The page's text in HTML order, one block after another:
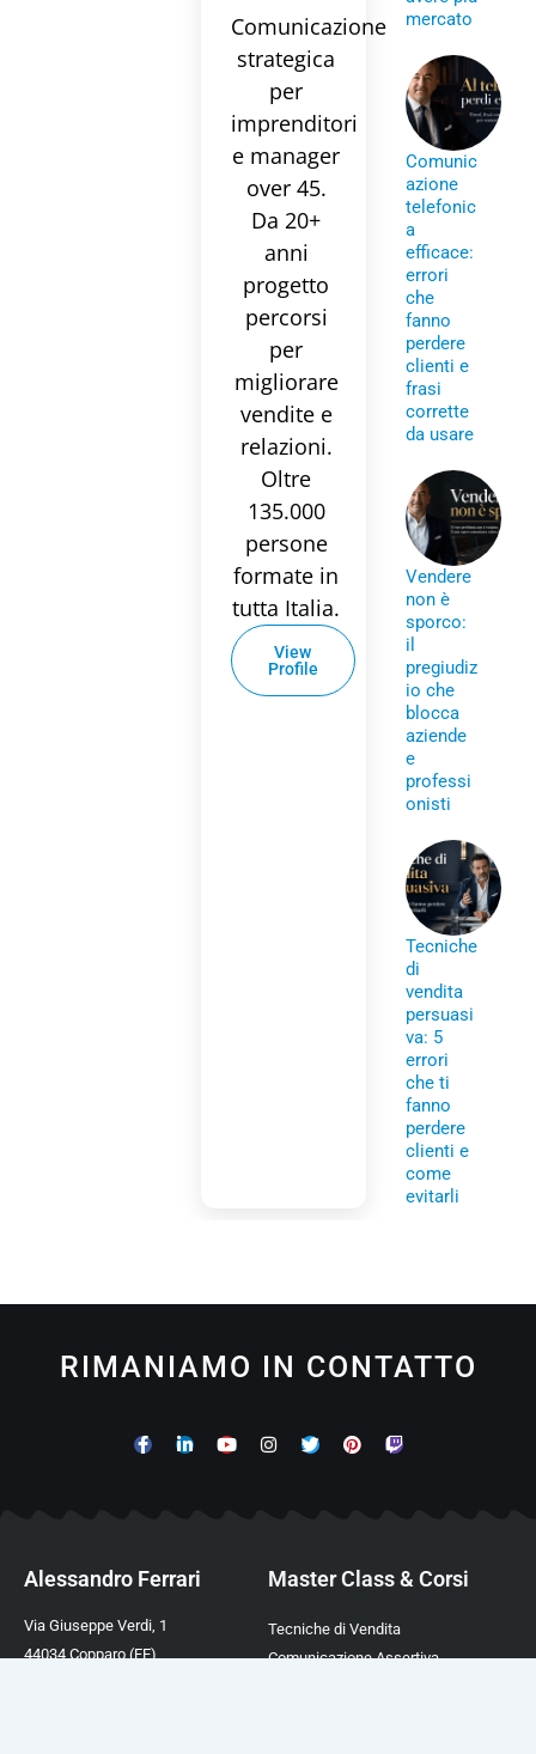
Comunicazione
strategica
per
imprenditori
e manager
over 45.
Da 20+
anni
progetto
percorsi
per
migliorare
vendite e
relazioni.
Oltre
135.000
persone
formate in
tutta Italia.
View
Profile
mercato
Comunic
azione
telefonic
a
efficace:
errori
che
fanno
perdere
clienti e
frasi
corrette
da usare
Vendere
non è
sporco:
il
pregiudiz
io che
blocca
aziende
e
professi
onisti
Tecniche
di
vendita
persuasi
va: 5
errori
che ti
fanno
perdere
clienti e
come
evitarli
RIMANIAMO IN CONTATTO
Alessandro Ferrari
Via Giuseppe Verdi, 1
44034 Copparo (FE)
Master Class & Corsi
Tecniche di Vendita
Comunicazione Assertiva